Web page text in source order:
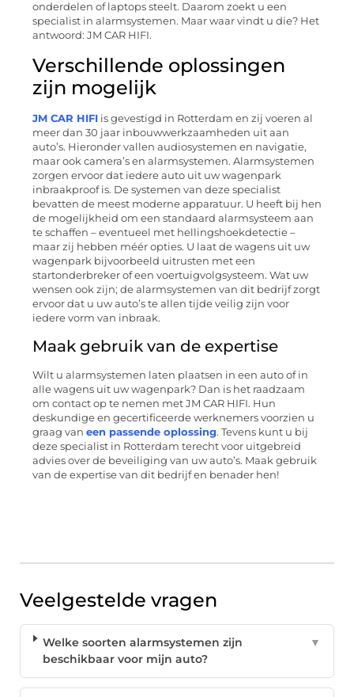
onderdelen of laptops steelt. Daarom zoekt u een
specialist in alarmsystemen. Maar waar vindt u die? Het
antwoord: JM CAR HIFI.
Verschillende oplossingen
zijn mogelijk
JM CAR HIFI is gevestigd in Rotterdam en zij voeren al
meer dan 30 jaar inbouwwerkzaamheden uit aan
auto’s. Hieronder vallen audiosystemen en navigatie,
maar ook camera’s en alarmsystemen. Alarmsystemen
zorgen ervoor dat iedere auto uit uw wagenpark
inbraakproof is. De systemen van deze specialist
bevatten de meest moderne apparatuur. U heeft bij hen
de mogelijkheid om een standaard alarmsysteem aan
te schaffen – eventueel met hellingshoekdetectie –
maar zij hebben méér opties. U laat de wagens uit uw
wagenpark bijvoorbeeld uitrusten met een
startonderbreker of een voertuigvolgsysteem. Wat uw
wensen ook zijn; de alarmsystemen van dit bedrijf zorgt
ervoor dat u uw auto’s te allen tijde veilig zijn voor
iedere vorm van inbraak.
Maak gebruik van de expertise
Wilt u alarmsystemen laten plaatsen in een auto of in
alle wagens uit uw wagenpark? Dan is het raadzaam
om contact op te nemen met JM CAR HIFI. Hun
deskundige en gecertificeerde werknemers voorzien u
graag van een passende oplossing. Tevens kunt u bij
deze specialist in Rotterdam terecht voor uitgebreid
advies over de beveiliging van uw auto’s. Maak gebruik
van de expertise van dit bedrijf en benader hen!
Veelgestelde vragen
Welke soorten alarmsystemen zijn
beschikbaar voor mijn auto?
▼